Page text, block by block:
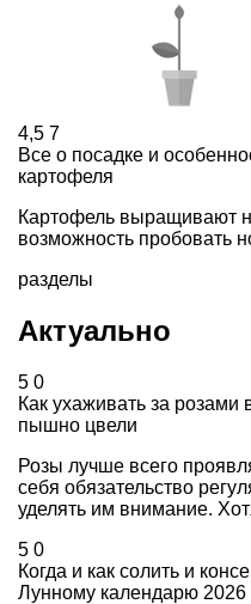
4,5 7
Все о посадке и
картофеля
Картофель выращивают
возможность пробовать
разделы
Актуально
5 0
Как ухаживать за розами
пышно цвели
Розы лучше всего
себя обязательство
уделять им внимание.
5 0
Когда и как солить и
Лунному календарю 2026